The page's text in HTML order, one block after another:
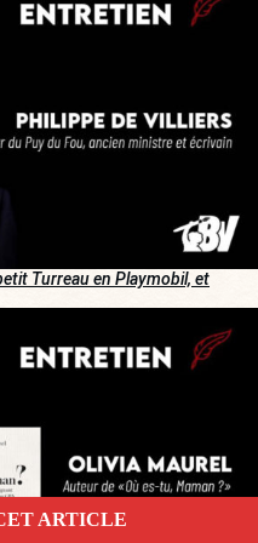
Turreau en Playmobil, et
ARTICLE